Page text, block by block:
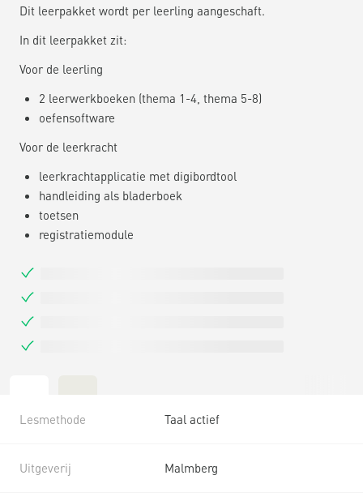
Dit leerpakket wordt per leerling aangeschaft.
In dit leerpakket zit:
Voor de leerling
2 leerwerkboeken (thema 1-4, thema 5-8)
oefensoftware
Voor de leerkracht
leerkrachtapplicatie met digibordtool
handleiding als bladerboek
toetsen
registratiemodule
Lesmethode Taal actief
Uitgeverij Malmberg